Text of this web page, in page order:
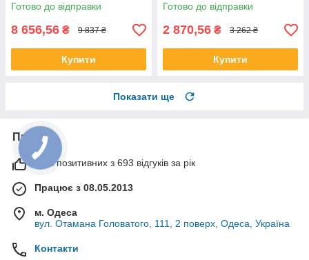
Готово до відправки
8 656,56 ₴ 9 837 ₴
Купити
Готово до відправки
2 870,56 ₴ 3 262 ₴
Купити
Показати ще
Про нас
99% позитивних з 693 відгуків за рік
Працює з 08.05.2013
м. Одеса
вул. Отамана Головатого, 111, 2 поверх, Одеса, Україна
Контакти